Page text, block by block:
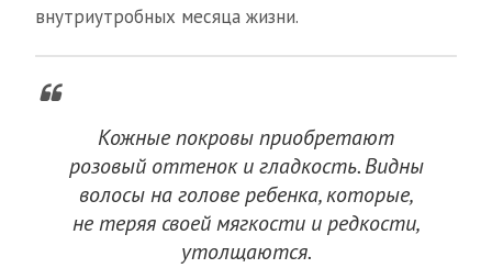
внутриутробных месяца жизни.
Кожные покровы приобретают
розовый оттенок и гладкость. Видны
волосы на голове ребенка, которые,
не теряя своей мягкости и редкости,
утолщаются.